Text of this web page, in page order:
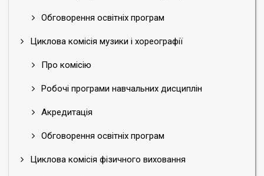
Обговорення освітніх програм
Циклова комісія музики і хореографії
Про комісію
Робочі програми навчальних дисциплін
Акредитація
Обговорення освітніх програм
Циклова комісія фізичного виховання